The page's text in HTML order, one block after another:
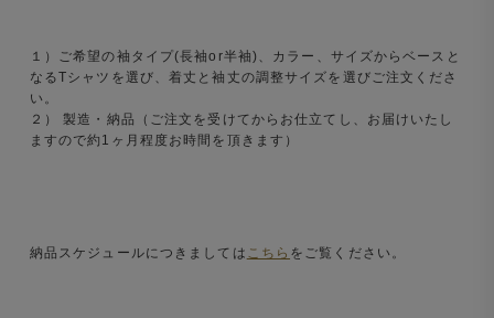
１）ご希望の袖タイプ(長袖or半袖)、カラー、サイズからベースと
なるTシャツを選び、着丈と袖丈の調整サイズを選びご注文くださ
い。
２） 製造・納品（ご注文を受けてからお仕立てし、お届けいたし
ますので約1ヶ月程度お時間を頂きます）
納品スケジュールにつきましては こちら をご覧ください。